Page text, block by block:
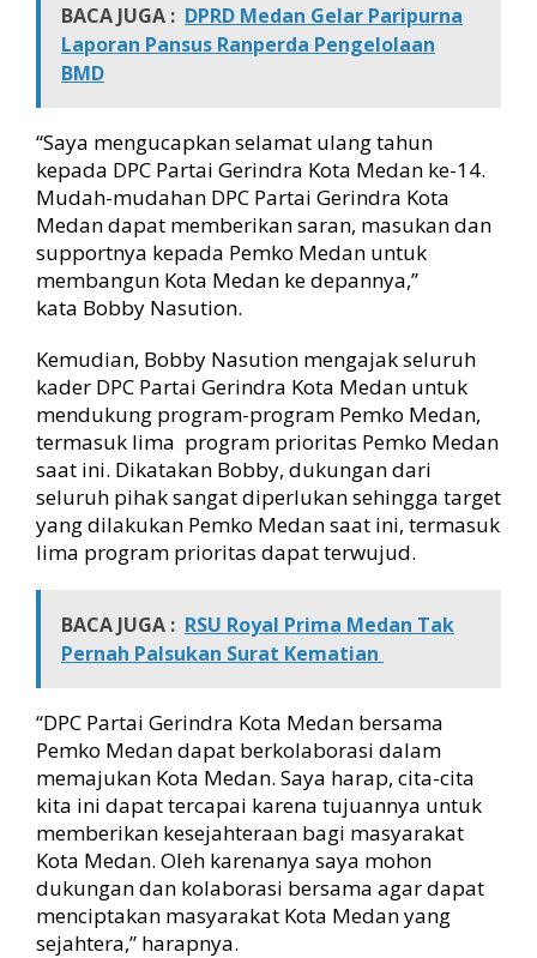
a
M
e
BACA JUGA : DPRD Medan Gelar Paripurna
Laporan Pansus Ranperda Pengelolaan
BMD
“Saya mengucapkan selamat ulang tahun
kepada DPC Partai Gerindra Kota Medan ke-14.
Mudah-mudahan DPC Partai Gerindra Kota
Medan dapat memberikan saran, masukan dan
supportnya kepada Pemko Medan untuk
membangun Kota Medan ke depannya,”
kata Bobby Nasution.
Kemudian, Bobby Nasution mengajak seluruh
kader DPC Partai Gerindra Kota Medan untuk
mendukung program-program Pemko Medan,
termasuk lima program prioritas Pemko Medan
saat ini. Dikatakan Bobby, dukungan dari
seluruh pihak sangat diperlukan sehingga target
yang dilakukan Pemko Medan saat ini, termasuk
lima program prioritas dapat terwujud.
BACA JUGA : RSU Royal Prima Medan Tak
Pernah Palsukan Surat Kematian
“DPC Partai Gerindra Kota Medan bersama
Pemko Medan dapat berkolaborasi dalam
memajukan Kota Medan. Saya harap, cita-cita
kita ini dapat tercapai karena tujuannya untuk
memberikan kesejahteraan bagi masyarakat
Kota Medan. Oleh karenanya saya mohon
dukungan dan kolaborasi bersama agar dapat
menciptakan masyarakat Kota Medan yang
sejahtera,” harapnya.